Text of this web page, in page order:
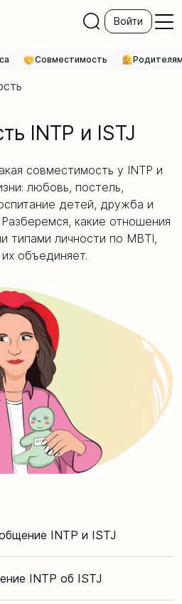
Войти
Совместимость
INTP и ISTJ
совместимость у INTP и
любовь, постель,
детей, дружба и
какие отношения
личности по MBTI,
объединяет.
INTP и ISTJ
INTP об ISTJ